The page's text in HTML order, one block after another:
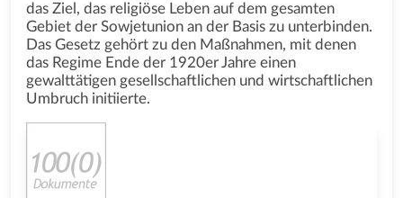
das Ziel, das religiöse Leben auf dem gesamten
Gebiet der Sowjetunion an der Basis zu unterbinden.
Das Gesetz gehört zu den Maßnahmen, mit denen
das Regime Ende der 1920er Jahre einen
gewalttätigen gesellschaftlichen und wirtschaftlichen
Umbruch initiierte.